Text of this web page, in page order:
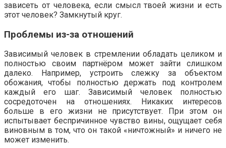
зависеть от человека, если смысл твоей жизни и есть
этот человек? Замкнутый круг.
Проблемы из-за отношений
Зависимый человек в стремлении обладать целиком и
полностью своим партнёром может зайти слишком
далеко. Например, устроить слежку за объектом
обожания, чтобы полностью держать под контролем
каждый его шаг. Зависимый человек полностью
сосредоточен на отношениях. Никаких интересов
больше в его жизни не присутствует. При этом он
испытывает беспричинное чувство вины, ощущает себя
виновным в том, что он такой «ничтожный» и ничего не
может изменить.